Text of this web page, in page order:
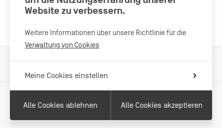
Besuchen Sie uns
Mit Unterstützung von
Website zu verbessern.
Weitere Informationen über unsere Richtlinie für die
Verwaltung von Cookies
Meine Cookies einstellen
Alle Cookies ablehnen Alle Cookies akzeptieren